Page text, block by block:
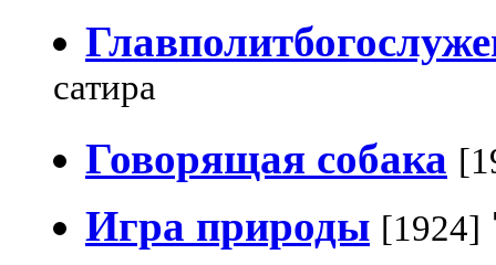
сатира
Говорящая собака
Игра природы [1924]